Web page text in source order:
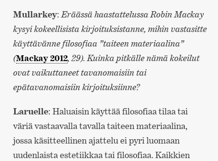
Mullarkey:Eräässä haastattelussa Robin Mackay
kysyi kokeellisista kirjoituksistanne, mihin vastasitte
käyttävänne filosofiaa ”taiteen materiaalina”
(Mackay 2012, 29). Kuinka pitkälle nämä kokeilut
ovat vaikuttaneet tavanomaisiin tai
epätavanomaisiin kirjoituksiinne?
Laruelle: Haluaisin käyttää filosofiaa tilaa tai
väriä vastaavalla tavalla taiteen materiaalina,
jossa käsitteellinen ajattelu ei pyri luomaan
uudenlaista estetiikkaa tai filosofiaa. Kaikkien